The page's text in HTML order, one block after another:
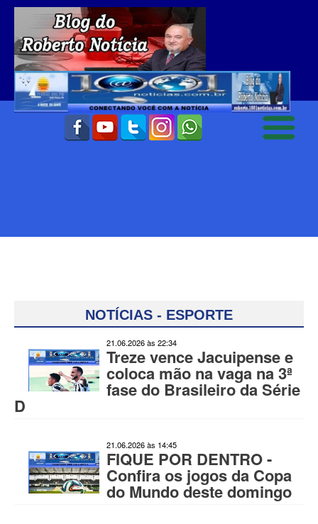
NOTÍCIAS - ESPORTE
21.06.2026 às 22:34
Treze vence Jacuipense e
coloca mão na vaga na 3ª
fase do Brasileiro da Série
D
21.06.2026 às 14:45
FIQUE POR DENTRO -
Confira os jogos da Copa
do Mundo deste domingo